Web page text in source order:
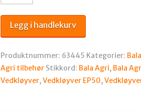
For
EP50
antall
Legg i handlekurv
Produktnummer: 63445 Kategorier:
Agri tilbehør Stikkord: Bala Agri, Bala
Vedkløyver,Vedkløyver EP50,